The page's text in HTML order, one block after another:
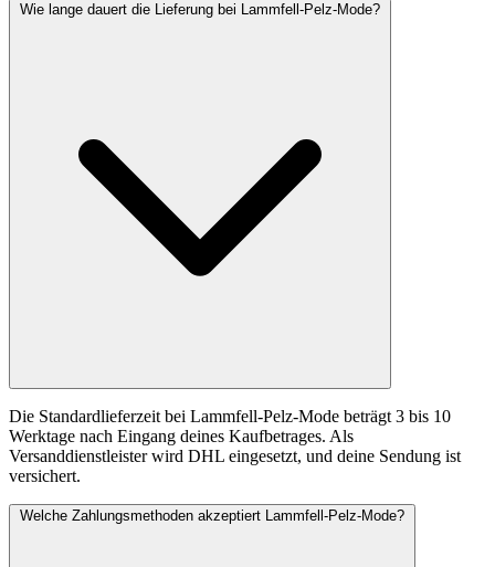
Wie lange dauert die Lieferung bei Lammfell-Pelz-Mode?
Die Standardlieferzeit bei Lammfell-Pelz-Mode beträgt 3 bis 10
Werktage nach Eingang deines Kaufbetrages. Als
Versanddienstleister wird DHL eingesetzt, und deine Sendung ist
versichert.
Welche Zahlungsmethoden akzeptiert Lammfell-Pelz-Mode?